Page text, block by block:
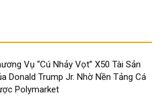
Vụ “Cú Nhảy Vọt” X50 Tài Sản
Donald Trump Jr. Nhờ Nền Tảng Cá
Polymarket